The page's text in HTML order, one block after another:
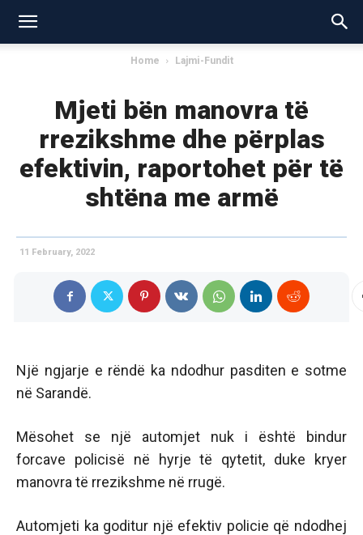
Home Lajmi-Fundit
Mjeti bën manovra të
rrezikshme dhe përplas
efektivin, raportohet për të
shtëna me armë
11 February, 2022
Një ngjarje e rëndë ka ndodhur pasditen e sotme
në Sarandë.
Mësohet se një automjet nuk i është bindur
forcave policisë në hyrje të qytetit, duke kryer
manovra të rrezikshme në rrugë.
Automjeti ka goditur një efektiv policie që ndodhej